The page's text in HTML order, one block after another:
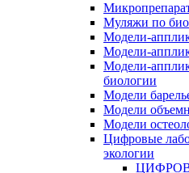
Муляжи по
Модели-
Модели-
Модели-
биологии
Модели
Модели
Модели
Цифровые
экологии